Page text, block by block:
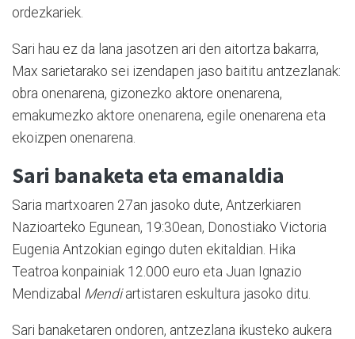
ordezkariek.
Sari hau ez da lana jasotzen ari den aitortza bakarra,
Max sarietarako sei izendapen jaso baititu antzezlanak:
obra onenarena, gizonezko aktore onenarena,
emakumezko aktore onenarena, egile onenarena eta
ekoizpen onenarena.
Sari banaketa eta emanaldia
Saria martxoaren 27an jasoko dute, Antzerkiaren
Nazioarteko Egunean, 19:30ean, Donostiako Victoria
Eugenia Antzokian egingo duten ekitaldian. Hika
Teatroa konpainiak 12.000 euro eta Juan Ignazio
Mendizabal Mendiartistaren eskultura jasoko ditu.
Sari banaketaren ondoren, antzezlana ikusteko aukera